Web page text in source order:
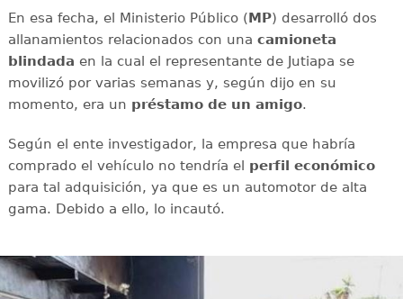
En esa fecha, el Ministerio Público ( MP) desarrolló dos
allanamientos relacionados con una camioneta
blindada en la cual el representante de Jutiapa se
movilizó por varias semanas y, según dijo en su
momento, era un préstamo de un amigo.
Según el ente investigador, la empresa que habría
comprado el vehículo no tendría el perfil económico
para tal adquisición, ya que es un automotor de alta
gama. Debido a ello, lo incautó.